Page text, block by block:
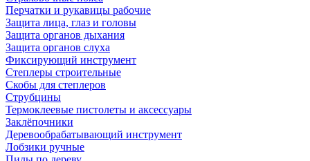
Перчатки и рукавицы рабочие
Защита лица, глаз и головы
Защита органов дыхания
Защита органов слуха
Фиксирующий инструмент
Степлеры строительные
Скобы для степлеров
Струбцины
Термоклеевые пистолеты и аксессуары
Заклёпочники
Деревообрабатывающий инструмент
Лобзики ручные